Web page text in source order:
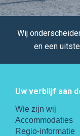
Wij
en een
Uw verblijf aan
Wie zijn wij
Accommodaties
Regio-informatie